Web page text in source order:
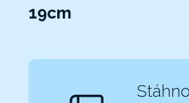
19cm